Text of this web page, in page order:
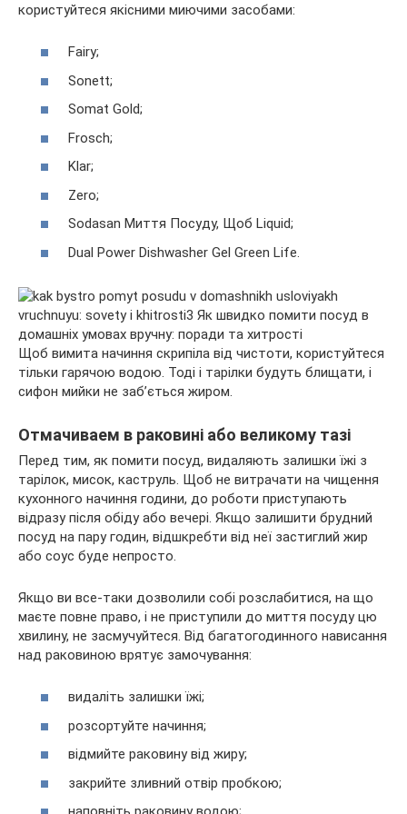
користуйтеся якісними миючими засобами:
Fairy;
Sonett;
Somat Gold;
Frosch;
Klar;
Zero;
Sodasan Миття Посуду, Щоб Liquid;
Dual Power Dishwasher Gel Green Life.
Щоб вимита начиння скрипіла від чистоти, користуйтеся
тільки гарячою водою. Тоді і тарілки будуть блищати, і
сифон мийки не заб’ється жиром.
Отмачиваем в раковині або великому тазі
Перед тим, як помити посуд, видаляють залишки їжі з
тарілок, мисок, каструль. Щоб не витрачати на чищення
кухонного начиння години, до роботи приступають
відразу після обіду або вечері. Якщо залишити брудний
посуд на пару годин, відшкребти від неї застиглий жир
або соус буде непросто.
Якщо ви все-таки дозволили собі розслабитися, на що
маєте повне право, і не приступили до миття посуду цю
хвилину, не засмучуйтеся. Від багатогодинного нависання
над раковиною врятує замочування:
видаліть залишки їжі;
розсортуйте начиння;
відмийте раковину від жиру;
закрийте зливний отвір пробкою;